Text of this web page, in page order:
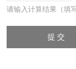
请输入计算结果（填